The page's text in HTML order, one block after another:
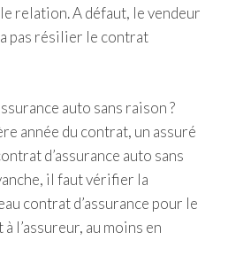
relation. A défaut, le vendeur
pas résilier le contrat
auto sans raison ?
année du contrat, un assuré
d’assurance auto sans
il faut vérifier la
contrat d’assurance pour le
l’assureur, au moins en